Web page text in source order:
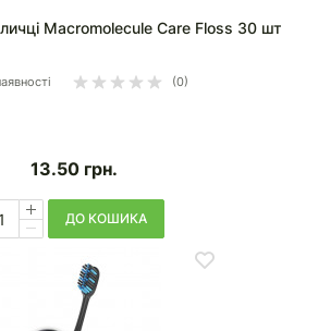
Macromolecule Care Floss 30 шт
(0)
13.50 грн.
ДО КОШИКА